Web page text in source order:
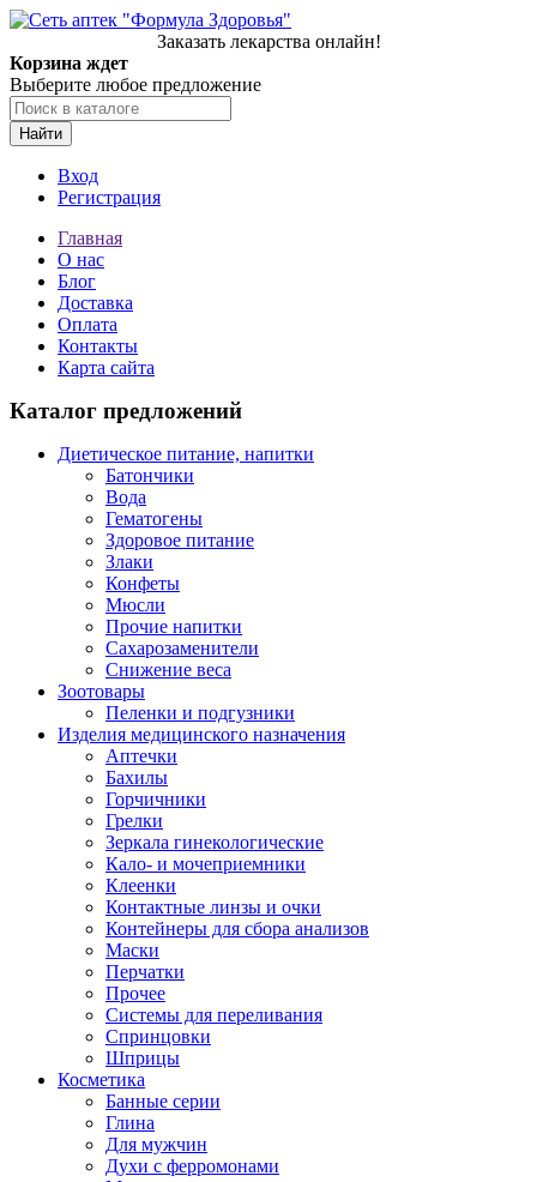
Заказать лекарства онлайн!
Корзина ждет
Выберите любое предложение
Найти
Вход
Регистрация
Главная
О нас
Блог
Доставка
Оплата
Контакты
Карта сайта
Каталог предложений
Диетическое питание, напитки
Батончики
Вода
Гематогены
Здоровое питание
Злаки
Конфеты
Мюсли
Прочие напитки
Сахарозаменители
Снижение веса
Зоотовары
Пеленки и подгузники
Изделия медицинского назначения
Аптечки
Бахилы
Горчичники
Грелки
Зеркала гинекологические
Кало- и мочеприемники
Клеенки
Контактные линзы и очки
Контейнеры для сбора анализов
Маски
Перчатки
Прочее
Системы для переливания
Спринцовки
Шприцы
Косметика
Банные серии
Глина
Для мужчин
Духи с ферромонами